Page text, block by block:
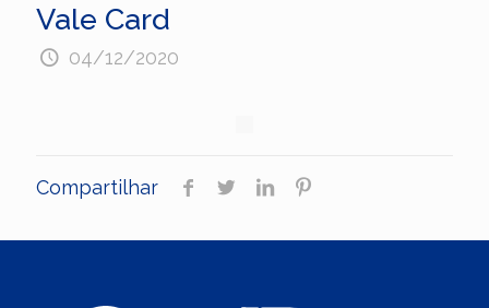
Vale Card
04/12/2020
Compartilhar